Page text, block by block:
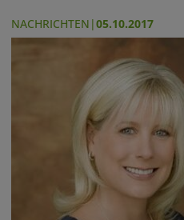
NACHRICHTEN |05.10.2017